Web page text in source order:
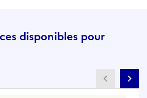
disponibles pour